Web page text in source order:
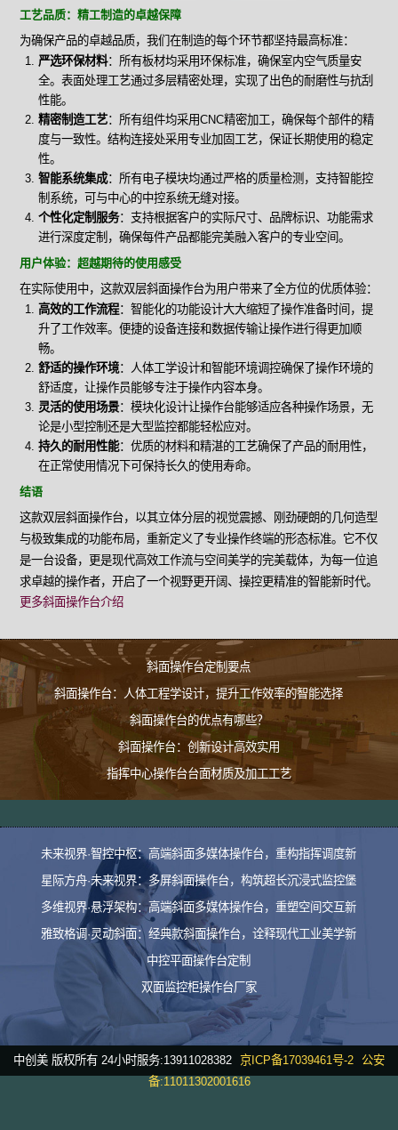
工艺品质：精工制造的卓越保障
为确保产品的卓越品质，我们在制造的每个环节都坚持最高标准：
严选环保材料：所有板材均采用环保标准，确保室内空气质量安
全。表面处理工艺通过多层精密处理，实现了出色的耐磨性与抗刮
性能。
精密制造工艺：所有组件均采用CNC精密加工，确保每个部件的精
度与一致性。结构连接处采用专业加固工艺，保证长期使用的稳定
性。
智能系统集成：所有电子模块均通过严格的质量检测，支持智能控
制系统，可与中心的中控系统无缝对接。
个性化定制服务：支持根据客户的实际尺寸、品牌标识、功能需求
进行深度定制，确保每件产品都能完美融入客户的专业空间。
用户体验：超越期待的使用感受
在实际使用中，这款双层斜面操作台为用户带来了全方位的优质体验：
高效的工作流程：智能化的功能设计大大缩短了操作准备时间，提
升了工作效率。便捷的设备连接和数据传输让操作进行得更加顺
畅。
舒适的操作环境：人体工学设计和智能环境调控确保了操作环境的
舒适度，让操作员能够专注于操作内容本身。
灵活的使用场景：模块化设计让操作台能够适应各种操作场景，无
论是小型控制还是大型监控都能轻松应对。
持久的耐用性能：优质的材料和精湛的工艺确保了产品的耐用性，
在正常使用情况下可保持长久的使用寿命。
结语
这款双层斜面操作台，以其立体分层的视觉震撼、刚劲硬朗的几何造型
与极致集成的功能布局，重新定义了专业操作终端的形态标准。它不仅
是一台设备，更是现代高效工作流与空间美学的完美载体，为每一位追
求卓越的操作者，开启了一个视野更开阔、操控更精准的智能新时代。
更多斜面操作台介绍
斜面操作台定制要点
斜面操作台：人体工程学设计，提升工作效率的智能选择
斜面操作台的优点有哪些？
斜面操作台：创新设计高效实用
指挥中心操作台台面材质及加工工艺
未来视界·智控中枢：高端斜面多媒体操作台，重构指挥调度新
星际方舟·未来视界：多屏斜面操作台，构筑超长沉浸式监控堡
多维视界·悬浮架构：高端斜面多媒体操作台，重塑空间交互新
雅致格调·灵动斜面：经典款斜面操作台，诠释现代工业美学新
中控平面操作台定制
双面监控柜操作台厂家
中创美 版权所有 24小时服务:13911028382 京ICP备17039461号-2
公安
备:11011302001616